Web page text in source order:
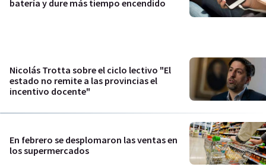
batería y dure más tiempo encendido
Nicolás Trotta sobre el ciclo lectivo "El
estado no remite a las provincias el
incentivo docente"
En febrero se desplomaron las ventas en
los supermercados